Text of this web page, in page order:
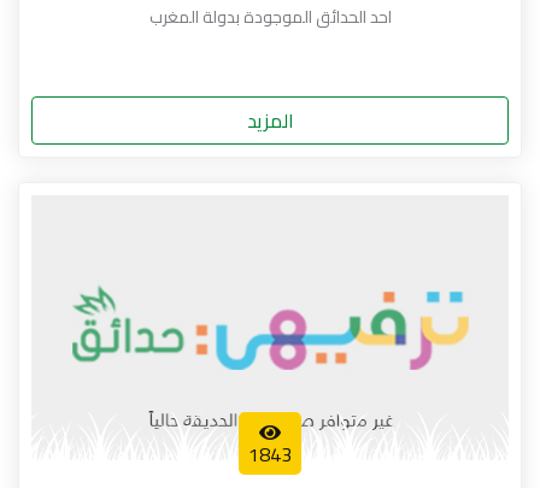
احد الحدائق الموجودة بدولة المغرب
المزيد
1843